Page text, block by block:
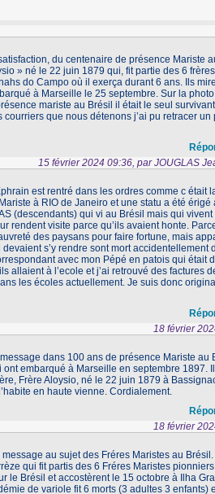
du centenaire de présence Mariste
» né le 22 juin 1879 qui, fit partie des 6
do Campo où il exerça durant 6 ans. Ils
à Marseille le 25 septembre. Sur la
mariste au Brésil il était le seul
que nous détenons j’ai pu retracer un
15 février 2024 09:36, par JOUGLAS
est rentré dans les ordres comme c était
à RIO de Janeiro et une statu a été érigé
(descendants) qui vi au Brésil mais qui
rendent visite parce qu’ils avaient honte.
des paysans pour faire fortune, mais
s’y rendre sont mort accidentellement
avec mon Pépé en patois qui était
allaient à l’ecole et j’ai retrouvé des factures
les écoles actuellement. Je suis donc
18 février
dans 100 ans de présence Mariste au
embarqué à Marseille en septembre 1897.
Frère Aloysio, né le 22 juin 1879 à
en haute vienne. Cordialement.
18 février
au sujet des Fréres Maristes au
qui fit partis des 6 Fréres Maristes
le Brésil et accostèrent le 15 octobre à Ilha
de variole fit 6 morts (3 adultes 3 enfants)